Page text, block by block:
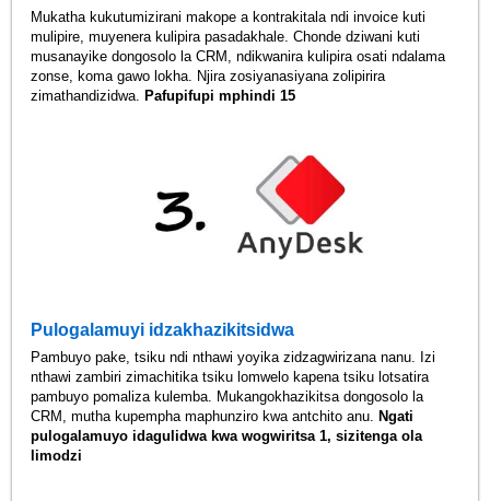
Mukatha kukutumizirani makope a kontrakitala ndi invoice kuti
mulipire, muyenera kulipira pasadakhale. Chonde dziwani kuti
musanayike dongosolo la CRM, ndikwanira kulipira osati ndalama
zonse, koma gawo lokha. Njira zosiyanasiyana zolipirira
zimathandizidwa.Pafupifupi mphindi 15
Pulogalamuyi idzakhazikitsidwa
Pambuyo pake, tsiku ndi nthawi yoyika zidzagwirizana nanu. Izi
nthawi zambiri zimachitika tsiku lomwelo kapena tsiku lotsatira
pambuyo pomaliza kulemba. Mukangokhazikitsa dongosolo la
CRM, mutha kupempha maphunziro kwa antchito anu.Ngati
pulogalamuyo idagulidwa kwa wogwiritsa 1, sizitenga ola
limodzi